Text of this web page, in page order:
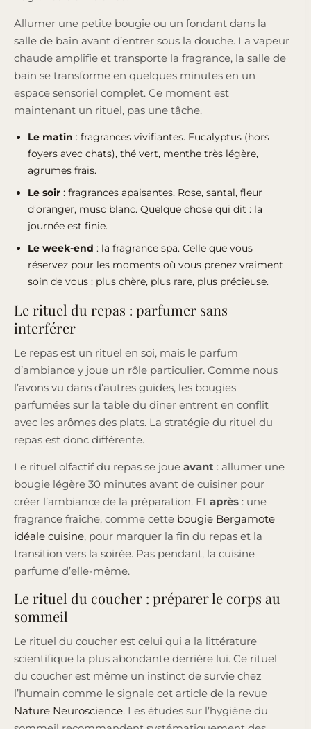
Allumer une petite bougie ou un fondant dans la
salle de bain avant d’entrer sous la douche. La vapeur
chaude amplifie et transporte la fragrance, la salle de
bain se transforme en quelques minutes en un
espace sensoriel complet. Ce moment est
maintenant un rituel, pas une tâche.
Le matin : fragrances vivifiantes. Eucalyptus (hors
foyers avec chats), thé vert, menthe très légère,
agrumes frais.
Le soir : fragrances apaisantes. Rose, santal, fleur
d’oranger, musc blanc. Quelque chose qui dit : la
journée est finie.
Le week-end : la fragrance spa. Celle que vous
réservez pour les moments où vous prenez vraiment
soin de vous : plus chère, plus rare, plus précieuse.
Le rituel du repas : parfumer sans
interférer
Le repas est un rituel en soi, mais le parfum
d’ambiance y joue un rôle particulier. Comme nous
l’avons vu dans d’autres guides, les bougies
parfumées sur la table du dîner entrent en conflit
avec les arômes des plats. La stratégie du rituel du
repas est donc différente.
Le rituel olfactif du repas se joue avant : allumer une
bougie légère 30 minutes avant de cuisiner pour
créer l’ambiance de la préparation. Et après : une
fragrance fraîche, comme cette bougie Bergamote
idéale cuisine, pour marquer la fin du repas et la
transition vers la soirée. Pas pendant, la cuisine
parfume d’elle-même.
Le rituel du coucher : préparer le corps au
sommeil
Le rituel du coucher est celui qui a la littérature
scientifique la plus abondante derrière lui. Ce rituel
du coucher est même un instinct de survie chez
l’humain comme le signale cet article de la revue
Nature Neuroscience. Les études sur l’hygiène du